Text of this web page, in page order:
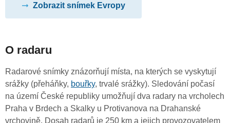
Zobrazit snímek Evropy
O radaru
Radarové snímky znázorňují místa, na kterých se vyskytují
srážky (přeháňky, bouřky, trvalé srážky). Sledování počasí
na území České republiky umožňují dva radary na vrcholech
Praha v Brdech a Skalky u Protivanova na Drahanské
vrchovině. Dosah radarů je 250 km a jejich provozovatelem